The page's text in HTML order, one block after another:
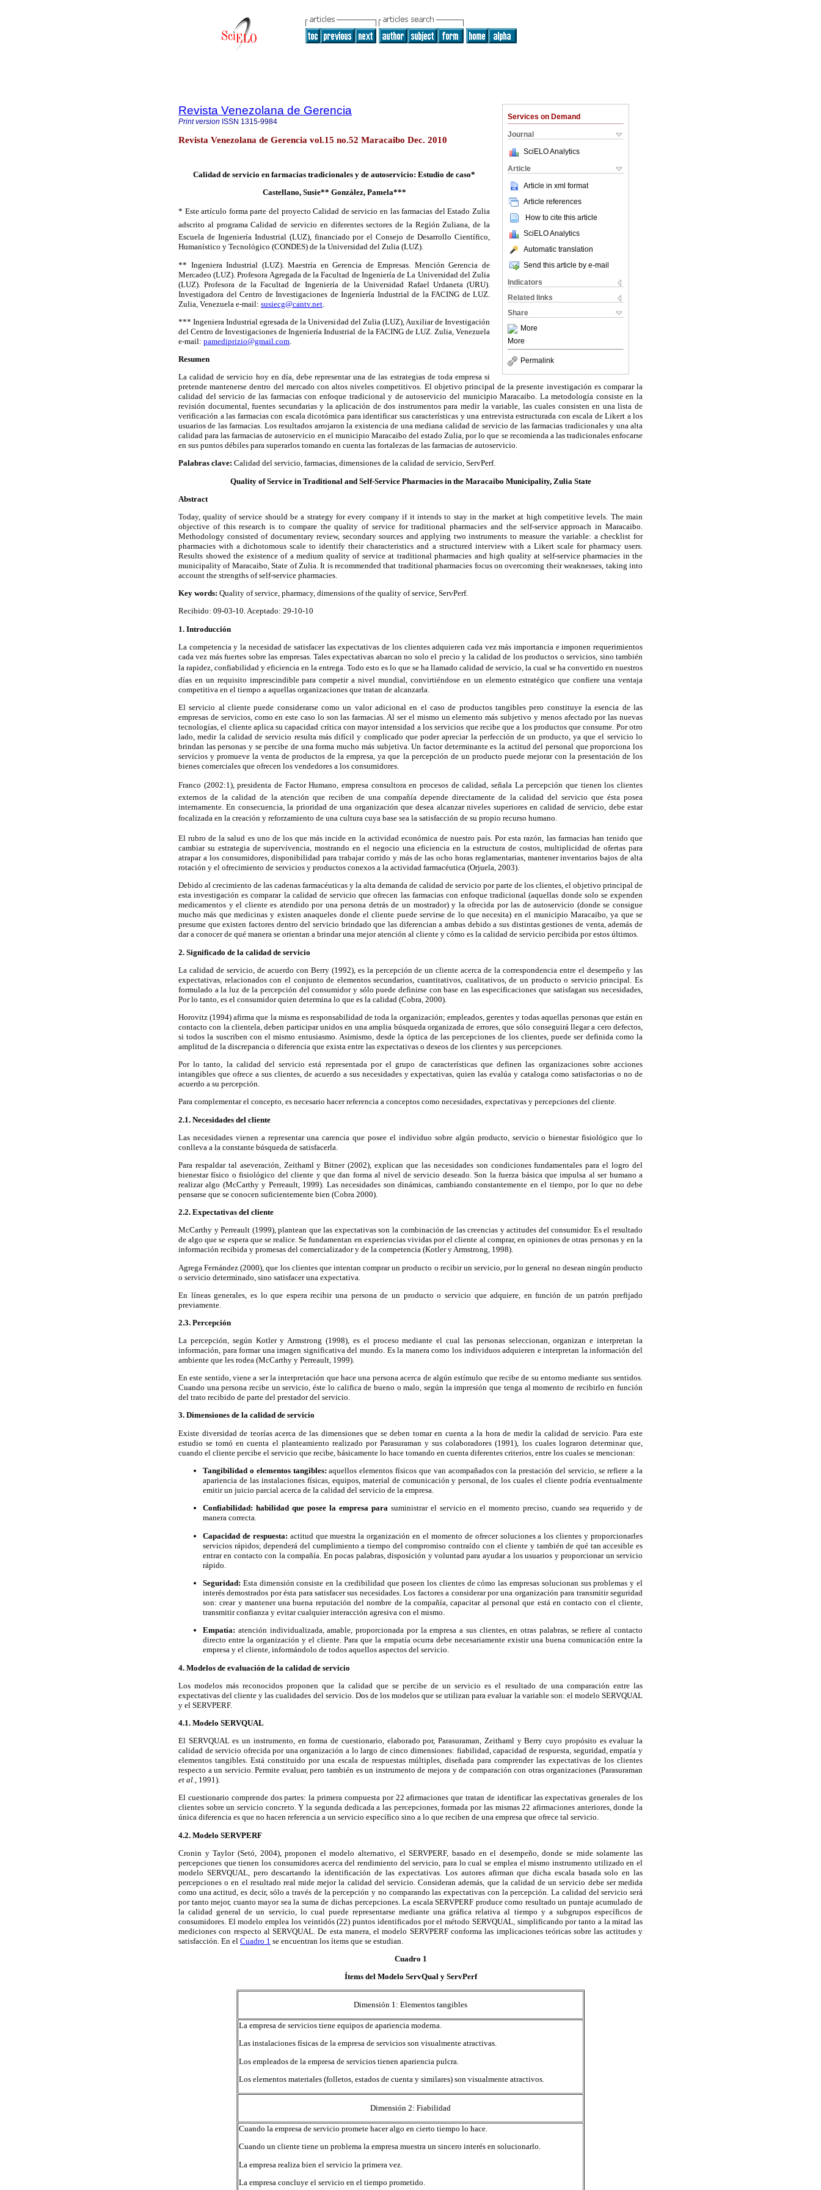
Services on Demand
Journal
SciELO Analytics
Article
Article in xml format
Article references
How to cite this article
SciELO Analytics
Automatic translation
Send this article by e-mail
Indicators
Related links
Share
More
More
Permalink
Revista Venezolana de Gerencia
Print version ISSN 1315-9984
Revista Venezolana de Gerencia vol.15 no.52 Maracaibo Dec. 2010
Calidad de servicio en farmacias tradicionales y de autoservicio: Estudio de caso*
Castellano, Susie** González, Pamela***
* Este artículo forma parte del proyecto Calidad de servicio en las farmacias del Estado Zulia
adscrito al programa Calidad de servicio en diferentes sectores de la Región Zuliana, de la
Escuela de Ingeniería Industrial (LUZ), financiado por el Consejo de Desarrollo Científico,
Humanístico y Tecnológico (CONDES) de la Universidad del Zulia (LUZ).
** Ingeniera Industrial (LUZ). Maestría en Gerencia de Empresas. Mención Gerencia de
Mercadeo (LUZ). Profesora Agregada de la Facultad de Ingeniería de La Universidad del Zulia
(LUZ). Profesora de la Facultad de Ingeniería de la Universidad Rafael Urdaneta (URU).
Investigadora del Centro de Investigaciones de Ingeniería Industrial de la FACING de LUZ.
Zulia, Venezuela e-mail: susiecg@cantv.net
*** Ingeniera Industrial egresada de la Universidad del Zulia (LUZ), Auxiliar de Investigación
del Centro de Investigaciones de Ingeniería Industrial de la FACING de LUZ. Zulia, Venezuela
e-mail: pamediprizio@gmail.com
Resumen
La calidad de servicio hoy en día, debe representar una de las estrategias de toda empresa si
pretende mantenerse dentro del mercado con altos niveles competitivos. El objetivo principal de la presente investigación es comparar la
calidad del servicio de las farmacias con enfoque tradicional y de autoservicio del municipio Maracaibo. La metodología consiste en la
revisión documental, fuentes secundarias y la aplicación de dos instrumentos para medir la variable, las cuales consisten en una lista de
verificación a las farmacias con escala dicotómica para identificar sus características y una entrevista estructurada con escala de Likert a los
usuarios de las farmacias. Los resultados arrojaron la existencia de una mediana calidad de servicio de las farmacias tradicionales y una alta
calidad para las farmacias de autoservicio en el municipio Maracaibo del estado Zulia, por lo que se recomienda a las tradicionales enfocarse
en sus puntos débiles para superarlos tomando en cuenta las fortalezas de las farmacias de autoservicio.
Palabras clave: Calidad del servicio, farmacias, dimensiones de la calidad de servicio, ServPerf.
Quality of Service in Traditional and Self-Service Pharmacies in the Maracaibo Municipality, Zulia State
Abstract
Today, quality of service should be a strategy for every company if it intends to stay in the market at high competitive levels. The main
objective of this research is to compare the quality of service for traditional pharmacies and the self-service approach in Maracaibo.
Methodology consisted of documentary review, secondary sources and applying two instruments to measure the variable: a checklist for
pharmacies with a dichotomous scale to identify their characteristics and a structured interview with a Likert scale for pharmacy users.
Results showed the existence of a medium quality of service at traditional pharmacies and high quality at self-service pharmacies in the
municipality of Maracaibo, State of Zulia. It is recommended that traditional pharmacies focus on overcoming their weaknesses, taking into
account the strengths of self-service pharmacies.
Key words: Quality of service, pharmacy, dimensions of the quality of service, ServPerf.
Recibido: 09-03-10. Aceptado: 29-10-10
1. Introducción
La competencia y la necesidad de satisfacer las expectativas de los clientes adquieren cada vez más importancia e imponen requerimientos
cada vez más fuertes sobre las empresas. Tales expectativas abarcan no solo el precio y la calidad de los productos o servicios, sino también
la rapidez, confiabilidad y eficiencia en la entrega. Todo esto es lo que se ha llamado calidad de servicio, la cual se ha convertido en nuestros
días en un requisito imprescindible para competir a nivel mundial, convirtiéndose en un elemento estratégico que confiere una ventaja
competitiva en el tiempo a aquellas organizaciones que tratan de alcanzarla.
El servicio al cliente puede considerarse como un valor adicional en el caso de productos tangibles pero constituye la esencia de las
empresas de servicios, como en este caso lo son las farmacias. Al ser el mismo un elemento más subjetivo y menos afectado por las nuevas
tecnologías, el cliente aplica su capacidad crítica con mayor intensidad a los servicios que recibe que a los productos que consume. Por otro
lado, medir la calidad de servicio resulta más difícil y complicado que poder apreciar la perfección de un producto, ya que el servicio lo
brindan las personas y se percibe de una forma mucho más subjetiva. Un factor determinante es la actitud del personal que proporciona los
servicios y promueve la venta de productos de la empresa, ya que la percepción de un producto puede mejorar con la presentación de los
bienes comerciales que ofrecen los vendedores a los consumidores.
Franco (2002:1), presidenta de Factor Humano, empresa consultora en procesos de calidad, señala La percepción que tienen los clientes
externos de la calidad de la atención que reciben de una compañía depende directamente de la calidad del servicio que ésta posea
internamente. En consecuencia, la prioridad de una organización que desea alcanzar niveles superiores en calidad de servicio, debe estar
focalizada en la creación y reforzamiento de una cultura cuya base sea la satisfacción de su propio recurso humano.
El rubro de la salud es uno de los que más incide en la actividad económica de nuestro país. Por esta razón, las farmacias han tenido que
cambiar su estrategia de supervivencia, mostrando en el negocio una eficiencia en la estructura de costos, multiplicidad de ofertas para
atrapar a los consumidores, disponibilidad para trabajar corrido y más de las ocho horas reglamentarias, mantener inventarios bajos de alta
rotación y el ofrecimiento de servicios y productos conexos a la actividad farmacéutica (Orjuela, 2003).
Debido al crecimiento de las cadenas farmacéuticas y la alta demanda de calidad de servicio por parte de los clientes, el objetivo principal de
esta investigación es comparar la calidad de servicio que ofrecen las farmacias con enfoque tradicional (aquellas donde solo se expenden
medicamentos y el cliente es atendido por una persona detrás de un mostrador) y la ofrecida por las de autoservicio (donde se consigue
mucho más que medicinas y existen anaqueles donde el cliente puede servirse de lo que necesita) en el municipio Maracaibo, ya que se
presume que existen factores dentro del servicio brindado que las diferencian a ambas debido a sus distintas gestiones de venta, además de
dar a conocer de qué manera se orientan a brindar una mejor atención al cliente y cómo es la calidad de servicio percibida por estos últimos.
2. Significado de la calidad de servicio
La calidad de servicio, de acuerdo con Berry (1992), es la percepción de un cliente acerca de la correspondencia entre el desempeño y las
expectativas, relacionados con el conjunto de elementos secundarios, cuantitativos, cualitativos, de un producto o servicio principal. Es
formulado a la luz de la percepción del consumidor y sólo puede definirse con base en las especificaciones que satisfagan sus necesidades,
Por lo tanto, es el consumidor quien determina lo que es la calidad (Cobra, 2000).
Horovitz (1994) afirma que la misma es responsabilidad de toda la organización; empleados, gerentes y todas aquellas personas que están en
contacto con la clientela, deben participar unidos en una amplia búsqueda organizada de errores, que sólo conseguirá llegar a cero defectos,
si todos la suscriben con el mismo entusiasmo. Asimismo, desde la óptica de las percepciones de los clientes, puede ser definida como la
amplitud de la discrepancia o diferencia que exista entre las expectativas o deseos de los clientes y sus percepciones.
Por lo tanto, la calidad del servicio está representada por el grupo de características que definen las organizaciones sobre acciones
intangibles que ofrece a sus clientes, de acuerdo a sus necesidades y expectativas, quien las evalúa y cataloga como satisfactorias o no de
acuerdo a su percepción.
Para complementar el concepto, es necesario hacer referencia a conceptos como necesidades, expectativas y percepciones del cliente.
2.1. Necesidades del cliente
Las necesidades vienen a representar una carencia que posee el individuo sobre algún producto, servicio o bienestar fisiológico que lo
conlleva a la constante búsqueda de satisfacerla.
Para respaldar tal aseveración, Zeithaml y Bitner (2002), explican que las necesidades son condiciones fundamentales para el logro del
bienestar físico o fisiológico del cliente y que dan forma al nivel de servicio deseado. Son la fuerza básica que impulsa al ser humano a
realizar algo (McCarthy y Perreault, 1999). Las necesidades son dinámicas, cambiando constantemente en el tiempo, por lo que no debe
pensarse que se conocen suficientemente bien (Cobra 2000).
2.2. Expectativas del cliente
McCarthy y Perreault (1999), plantean que las expectativas son la combinación de las creencias y actitudes del consumidor. Es el resultado
de algo que se espera que se realice. Se fundamentan en experiencias vividas por el cliente al comprar, en opiniones de otras personas y en la
información recibida y promesas del comercializador y de la competencia (Kotler y Armstrong, 1998).
Agrega Fernández (2000), que los clientes que intentan comprar un producto o recibir un servicio, por lo general no desean ningún producto
o servicio determinado, sino satisfacer una expectativa.
En líneas generales, es lo que espera recibir una persona de un producto o servicio que adquiere, en función de un patrón prefijado
previamente.
2.3. Percepción
La percepción, según Kotler y Armstrong (1998), es el proceso mediante el cual las personas seleccionan, organizan e interpretan la
información, para formar una imagen significativa del mundo. Es la manera como los individuos adquieren e interpretan la información del
ambiente que les rodea (McCarthy y Perreault, 1999).
En este sentido, viene a ser la interpretación que hace una persona acerca de algún estímulo que recibe de su entorno mediante sus sentidos.
Cuando una persona recibe un servicio, éste lo califica de bueno o malo, según la impresión que tenga al momento de recibirlo en función
del trato recibido de parte del prestador del servicio.
3. Dimensiones de la calidad de servicio
Existe diversidad de teorías acerca de las dimensiones que se deben tomar en cuenta a la hora de medir la calidad de servicio. Para este
estudio se tomó en cuenta el planteamiento realizado por Parasuraman y sus colaboradores (1991), los cuales lograron determinar que,
cuando el cliente percibe el servicio que recibe, básicamente lo hace tomando en cuenta diferentes criterios, entre los cuales se mencionan:
Tangibilidad o elementos tangibles:aquellos elementos físicos que van acompañados con la prestación del servicio, se refiere a la
apariencia de las instalaciones físicas, equipos, material de comunicación y personal, de los cuales el cliente podría eventualmente
emitir un juicio parcial acerca de la calidad del servicio de la empresa.
Confiabilidad: habilidad que posee la empresa para suministrar el servicio en el momento preciso, cuando sea requerido y de
manera correcta.
Capacidad de respuesta: actitud que muestra la organización en el momento de ofrecer soluciones a los clientes y proporcionarles
servicios rápidos; dependerá del cumplimiento a tiempo del compromiso contraído con el cliente y también de qué tan accesible es
entrar en contacto con la compañía. En pocas palabras, disposición y voluntad para ayudar a los usuarios y proporcionar un servicio
rápido.
Seguridad: Esta dimensión consiste en la credibilidad que poseen los clientes de cómo las empresas solucionan sus problemas y el
interés demostrados por ésta para satisfacer sus necesidades. Los factores a considerar por una organización para transmitir seguridad
son: crear y mantener una buena reputación del nombre de la compañía, capacitar al personal que está en contacto con el cliente,
transmitir confianza y evitar cualquier interacción agresiva con el mismo.
Empatía: atención individualizada, amable, proporcionada por la empresa a sus clientes, en otras palabras, se refiere al contacto
directo entre la organización y el cliente. Para que la empatía ocurra debe necesariamente existir una buena comunicación entre la
empresa y el cliente, informándolo de todos aquellos aspectos del servicio.
4. Modelos de evaluación de la calidad de servicio
Los modelos más reconocidos proponen que la calidad que se percibe de un servicio es el resultado de una comparación entre las
expectativas del cliente y las cualidades del servicio. Dos de los modelos que se utilizan para evaluar la variable son: el modelo SERVQUAL
y el SERVPERF.
4.1. Modelo SERVQUAL
El SERVQUAL es un instrumento, en forma de cuestionario, elaborado por, Parasuraman, Zeithaml y Berry cuyo propósito es evaluar la
calidad de servicio ofrecida por una organización a lo largo de cinco dimensiones: fiabilidad, capacidad de respuesta, seguridad, empatía y
elementos tangibles. Está constituido por una escala de respuestas múltiples, diseñada para comprender las expectativas de los clientes
respecto a un servicio. Permite evaluar, pero también es un instrumento de mejora y de comparación con otras organizaciones (Parasuraman
et al., 1991).
El cuestionario comprende dos partes: la primera compuesta por 22 afirmaciones que tratan de identificar las expectativas generales de los
clientes sobre un servicio concreto. Y la segunda dedicada a las percepciones, formada por las mismas 22 afirmaciones anteriores, donde la
única diferencia es que no hacen referencia a un servicio específico sino a lo que reciben de una empresa que ofrece tal servicio.
4.2. Modelo SERVPERF
Cronin y Taylor (Setó, 2004), proponen el modelo alternativo, el SERVPERF, basado en el desempeño, donde se mide solamente las
percepciones que tienen los consumidores acerca del rendimiento del servicio, para lo cual se emplea el mismo instrumento utilizado en el
modelo SERVQUAL, pero descartando la identificación de las expectativas. Los autores afirman que dicha escala basada solo en las
percepciones o en el resultado real mide mejor la calidad del servicio. Consideran además, que la calidad de un servicio debe ser medida
como una actitud, es decir, sólo a través de la percepción y no comparando las expectativas con la percepción. La calidad del servicio será
por tanto mejor, cuanto mayor sea la suma de dichas percepciones. La escala SERVPERF produce como resultado un puntaje acumulado de
la calidad general de un servicio, lo cual puede representarse mediante una gráfica relativa al tiempo y a subgrupos específicos de
consumidores. El modelo emplea los veintidós (22) puntos identificados por el método SERVQUAL, simplificando por tanto a la mitad las
mediciones con respecto al SERVQUAL. De esta manera, el modelo SERVPERF conforma las implicaciones teóricas sobre las actitudes y
satisfacción. En el Cuadro 1 se encuentran los ítems que se estudian.
Cuadro 1
Ítems del Modelo ServQual y ServPerf
Dimensión 1: Elementos tangibles
La empresa de servicios tiene equipos de apariencia moderna.
Las instalaciones físicas de la empresa de servicios son visualmente atractivas.
Los empleados de la empresa de servicios tienen apariencia pulcra.
Los elementos materiales (folletos, estados de cuenta y similares) son visualmente atractivos.
Dimensión 2: Fiabilidad
Cuando la empresa de servicio promete hacer algo en cierto tiempo lo hace.
Cuando un cliente tiene un problema la empresa muestra un sincero interés en solucionarlo.
La empresa realiza bien el servicio la primera vez.
La empresa concluye el servicio en el tiempo prometido.